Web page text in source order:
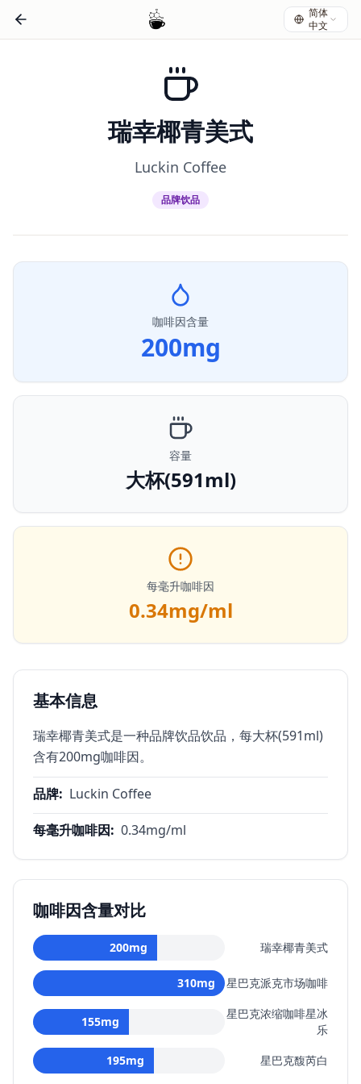
简体
中文
瑞幸椰青美式
Luckin Coffee
品牌饮品
咖啡因含量
200mg
容量
大杯(591ml)
每毫升咖啡因
0.34mg/ml
基本信息
瑞幸椰青美式是一种品牌饮品饮品，每大杯(591ml)
含有200mg咖啡因。
品牌: Luckin Coffee
每毫升咖啡因: 0.34mg/ml
咖啡因含量对比
200mg 瑞幸椰青美式
310mg 星巴克派克市场咖啡
155mg
星巴克浓缩咖啡星冰
乐
195mg 星巴克馥芮白